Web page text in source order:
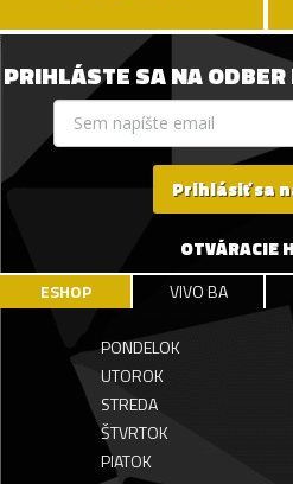
PRIHLÁSTE SA NA
Prihlásiť sa
OTVÁRACIE
ESHOP VIVO BA
PONDELOK
UTOROK
STREDA
ŠTVRTOK
PIATOK